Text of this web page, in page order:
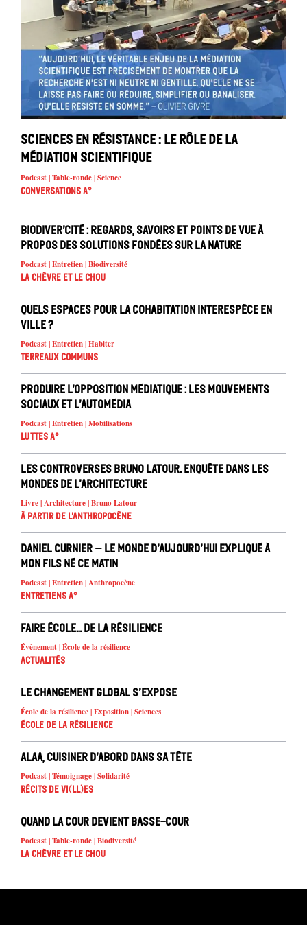
Sciences en résistance : le rôle de la
médiation scientifique
Podcast | Table-ronde | Science
Conversations A°
Biodiver’cité : regards, savoirs et points de vue à
propos des solutions fondées sur la nature
Podcast | Entretien | Biodiversité
La chèvre et le chou
Quels espaces pour la cohabitation interespèce en
ville ?
Podcast | Entretien | Habiter
Terreaux Communs
Produire l’opposition médiatique : les mouvements
sociaux et l’automédia
Podcast | Entretien | Mobilisations
Luttes A°
Les controverses Bruno Latour. Enquête dans les
mondes de l’architecture
Livre | Architecture | Bruno Latour
À partir de l'anthropocène
Daniel Curnier – Le Monde d’aujourd’hui expliqué à
mon fils né ce matin
Podcast | Entretien | Anthropocène
Entretiens A°
Faire école… de la résilience
Évènement | École de la résilience
Actualités
Le changement global s’expose
École de la résilience | Exposition | Sciences
École de la résilience
Alaa, cuisiner d’abord dans sa tête
Podcast | Témoignage | Solidarité
Récits de Vi(ll)es
Quand la cour devient basse-cour
Podcast | Table-ronde | Biodiversité
La chèvre et le chou